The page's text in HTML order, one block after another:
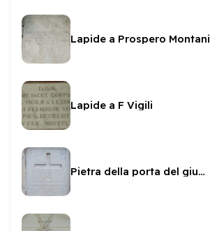
Lapide a Prospero Montani
Lapide a F Vigili
Pietra della porta del giubileo